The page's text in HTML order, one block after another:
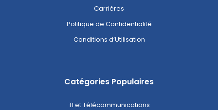
Carrières
Politique de Confidentialité
Conditions d’Utilisation
Catégories Populaires
TI et Télécommunications